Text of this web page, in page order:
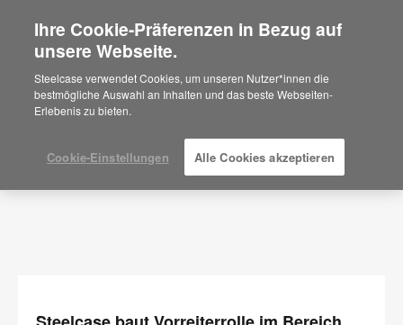
Are you in United States?
Would you like to see Products we sell in
your region?
Americas
Español
Press Releases
Ihre Cookie-Präferenzen in Bezug auf
unsere Webseite.
Steelcase verwendet Cookies, um unseren Nutzer*innen die
bestmögliche Auswahl an Inhalten und das beste Webseiten-
Erlebenis zu bieten.
Cookie-Einstellungen Alle Cookies akzeptieren